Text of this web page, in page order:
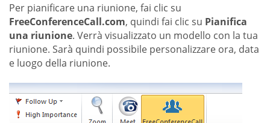
Per pianificare una riunione, fai clic su
FreeConferenceCall.com, quindi fai clic su Pianifica
una riunione. Verrà visualizzato un modello con la tua
riunione. Sarà quindi possibile personalizzare ora, data
e luogo della riunione.